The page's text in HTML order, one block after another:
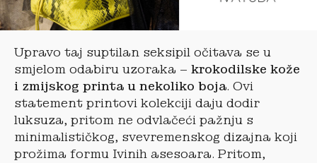
Upravo taj suptilan seksipil očitava se u
smjelom odabiru uzoraka – krokodilske kože
i zmijskog printa u nekoliko boja. Ovi
statement printovi kolekciji daju dodir
luksuza, pritom ne odvlačeći pažnju s
minimalističkog, svevremenskog dizajna koji
prožima formu Ivinih asesoara. Pritom,